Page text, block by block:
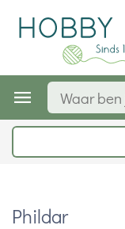
Phildar